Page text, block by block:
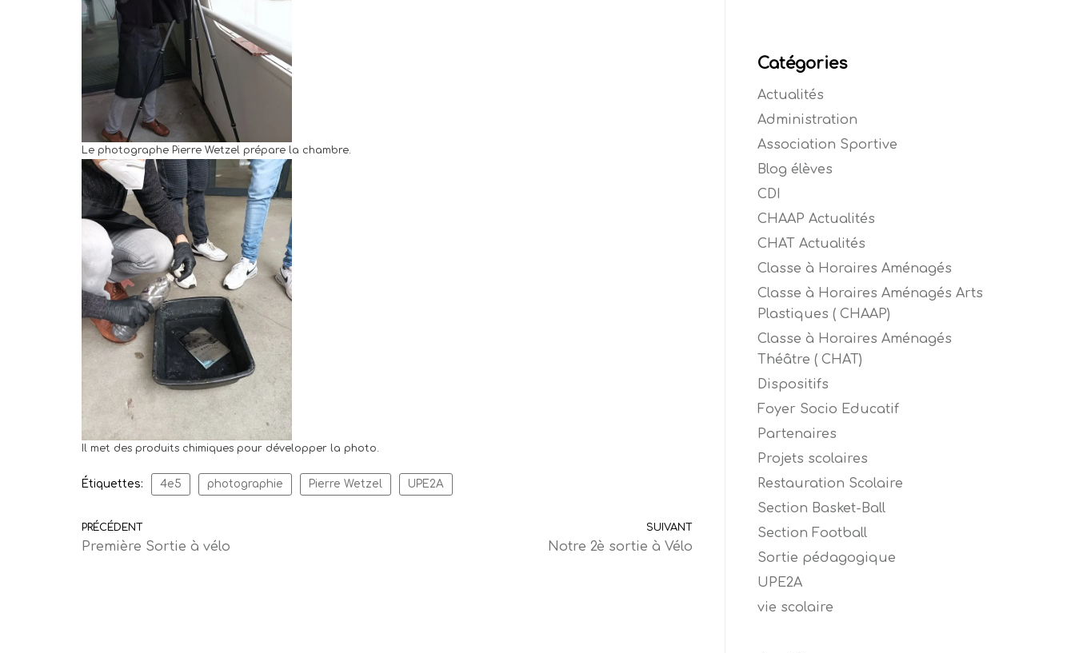
Le photographe Pierre Wetzel prépare la chambre.
Il met des produits chimiques pour développer la photo.
Étiquettes: 4e5 photographie Pierre Wetzel UPE2A
PRÉCÉDENT
Première Sortie à vélo
SUIVANT
Notre 2è sortie à Vélo
Catégories
Actualités
Administration
Association Sportive
Blog élèves
CDI
CHAAP Actualités
CHAT Actualités
Classe à Horaires Aménagés
Classe à Horaires Aménagés Arts
Plastiques ( CHAAP)
Classe à Horaires Aménagés
Théâtre ( CHAT)
Dispositifs
Foyer Socio Educatif
Partenaires
Projets scolaires
Restauration Scolaire
Section Basket-Ball
Section Football
Sortie pédagogique
UPE2A
vie scolaire